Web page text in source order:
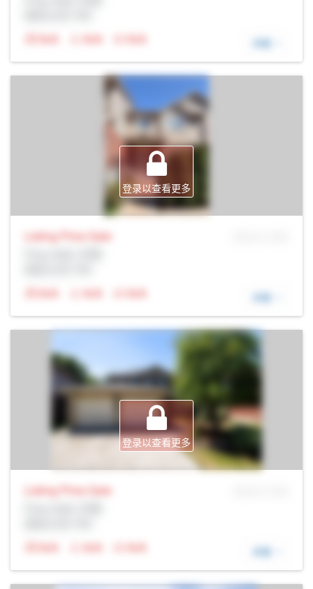
N/A
N/A N/A 详细
登录以查看更多
Listing Price Sale
N/A
N/A N/A 详细
登录以查看更多
Listing Price Sale
N/A
N/A N/A 详细